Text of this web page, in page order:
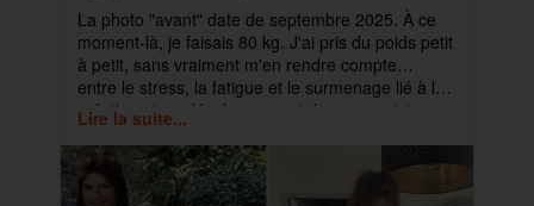
La photo "avant" date de septembre 2025. À ce
moment-là, je faisais 80 kg. J'ai pris du poids petit
à petit, sans vraiment m'en rendre compte…
entre le stress, la fatigue et le surmenage lié à la
création et au développement de mes projets.
Lire la suite...